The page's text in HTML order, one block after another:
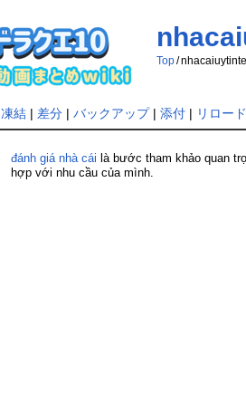
Top/
凍結| 差分| バックアップ| 添付| リロード
đánh giá nhà cái là bước tham khảo quan
hợp với nhu cầu của mình.